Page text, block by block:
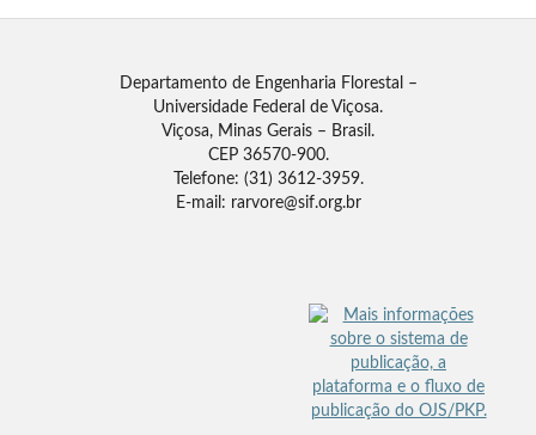
Departamento de Engenharia Florestal –
Universidade Federal de Viçosa.
Viçosa, Minas Gerais – Brasil.
CEP 36570-900.
Telefone: (31) 3612-3959.
E-mail: rarvore@sif.org.br